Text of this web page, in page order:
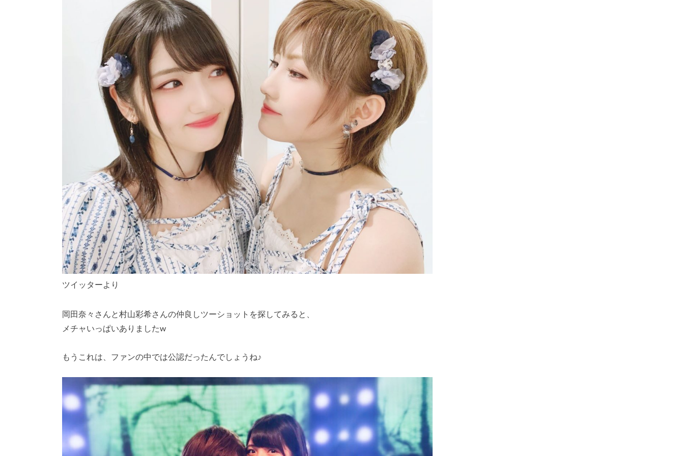
ツイッターより
岡田奈々さんと村山彩希さんの仲良しツーショットを探してみると、
メチャいっぱいありましたw
もうこれは、ファンの中では公認だったんでしょうね♪